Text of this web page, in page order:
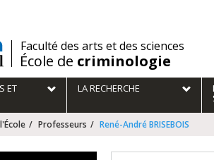
/Faculté des arts et des sciences
École de criminologie
ET LA RECHERCHE
Professeurs René-André BRISEBOIS